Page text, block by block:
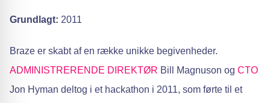
Grundlagt: 2011
Braze er skabt af en række unikke begivenheder.
ADMINISTRERENDE DIREKTØR Bill Magnuson og CTO
Jon Hyman deltog i et hackathon i 2011, som førte til et